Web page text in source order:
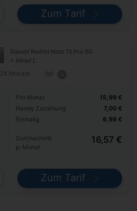
Zum Tarif
Xiaomi Redmi Note 15 Pro 5G
+ Allnet L
24 Monate
Pro Monat
Handy Zuzahlung
Einmalig
15,99 €
7,00 €
6,99 €
Durchschnitt
p. Monat
16,57 €
Zum Tarif